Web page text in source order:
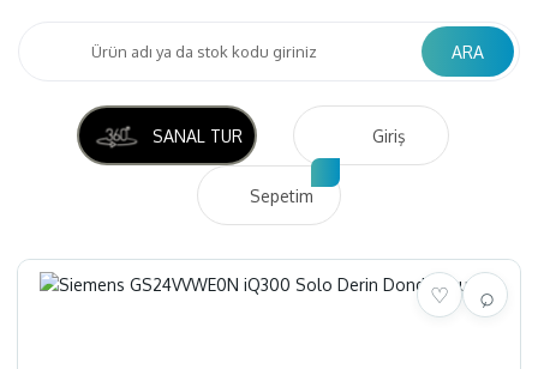
ARA
SANAL TUR Giriş
Sepetim